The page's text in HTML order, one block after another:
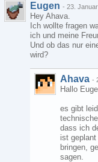
Eugen - 23.
Hey Ahava.
Ich wollte fragen
ich und meine
Und ob das nur
wird?
Ahava -
Hallo
es gibt
dass ich
ist
bringen,
sagen.